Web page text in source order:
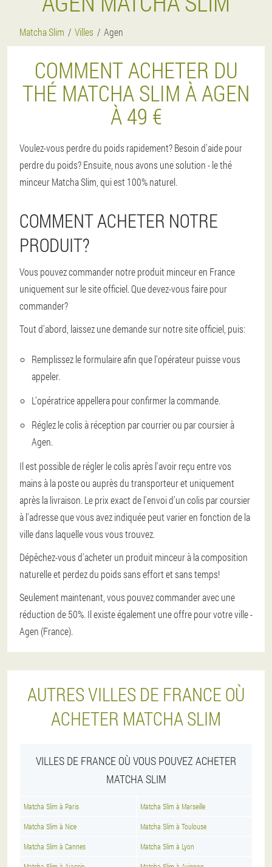
Matcha Slim Villes Agen
COMMENT ACHETER DU
THÉ MATCHA SLIM À AGEN
À 49 €
Voulez-vous perdre du poids rapidement? Besoin d'aide pour
perdre du poids? Ensuite, nous avons une solution - le thé
minceur Matcha Slim, qui est 100% naturel.
COMMENT ACHETER NOTRE
PRODUIT?
Vous pouvez commander notre produit minceur en France
uniquement sur le site officiel. Que devez-vous faire pour
commander?
Tout d'abord, laissez une demande sur notre site officiel, puis:
Remplissez le formulaire afin que l'opérateur puisse vous
appeler.
L'opératrice appellera pour confirmer la commande.
Réglez le colis à réception par courrier ou par coursier à
Agen.
Il est possible de régler le colis après l'avoir reçu entre vos
mains à la poste ou auprès du transporteur et uniquement
après la livraison. Le prix exact de l'envoi d'un colis par coursier
à l'adresse que vous avez indiquée peut varier en fonction de la
ville dans laquelle vous vous trouvez.
Dépêchez-vous d'acheter un produit minceur à la composition
naturelle et perdez du poids sans effort et sans temps!
Seulement maintenant, vous pouvez commander avec une
réduction de 50%. Il existe également une offre pour votre ville -
Agen (France).
AUTRES VILLES DE FRANCE OÙ
ACHETER MATCHA SLIM
VILLES DE FRANCE OÙ VOUS POUVEZ ACHETER
MATCHA SLIM
Matcha Slim à Paris Matcha Slim à Marseille
Matcha Slim à Nice Matcha Slim à Toulouse
Matcha Slim à Cannes Matcha Slim à Lyon